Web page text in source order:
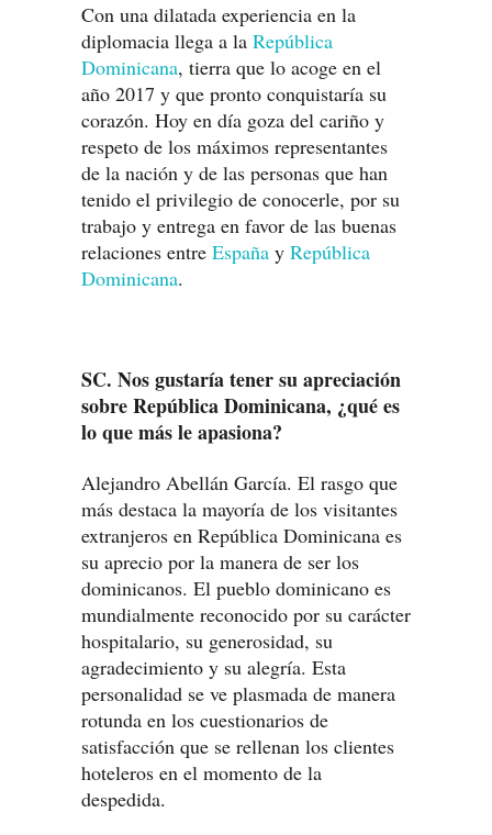
Con una dilatada experiencia en la
diplomacia llega a la República
Dominicana, tierra que lo acoge en el
año 2017 y que pronto conquistaría su
corazón. Hoy en día goza del cariño y
respeto de los máximos representantes
de la nación y de las personas que han
tenido el privilegio de conocerle, por su
trabajo y entrega en favor de las buenas
relaciones entre España y República
Dominicana.
SC. Nos gustaría tener su apreciación
sobre República Dominicana, ¿qué es
lo que más le apasiona?
Alejandro Abellán García. El rasgo que
más destaca la mayoría de los visitantes
extranjeros en República Dominicana es
su aprecio por la manera de ser los
dominicanos. El pueblo dominicano es
mundialmente reconocido por su carácter
hospitalario, su generosidad, su
agradecimiento y su alegría. Esta
personalidad se ve plasmada de manera
rotunda en los cuestionarios de
satisfacción que se rellenan los clientes
hoteleros en el momento de la
despedida.